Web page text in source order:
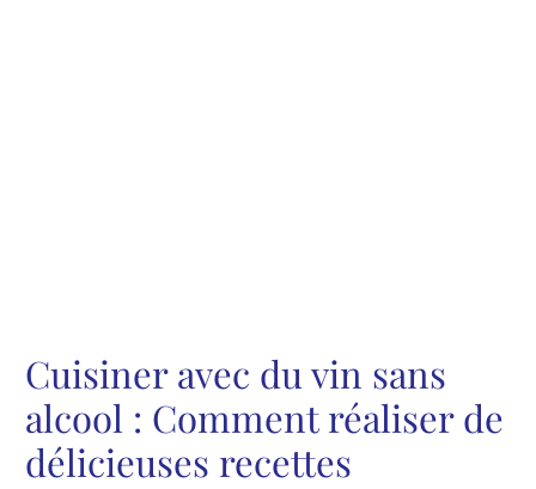
Cuisiner avec du vin sans
alcool : Comment réaliser de
délicieuses recettes